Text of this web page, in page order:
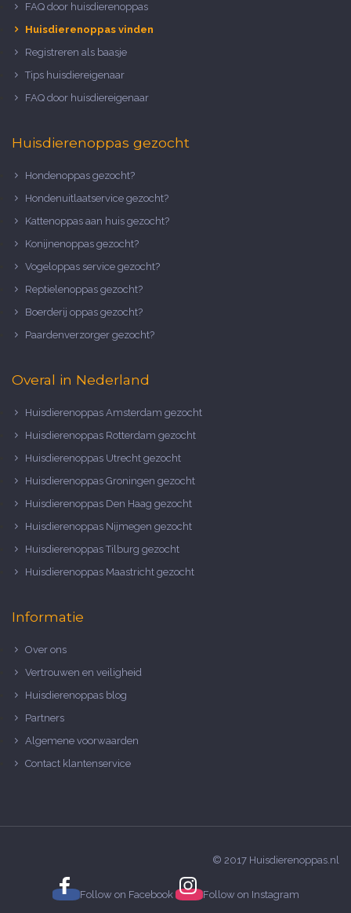
FAQ door huisdierenoppas
Huisdierenoppas vinden
Registreren als baasje
Tips huisdiereigenaar
FAQ door huisdiereigenaar
Huisdierenoppas gezocht
Hondenoppas gezocht?
Hondenuitlaatservice gezocht?
Kattenoppas aan huis gezocht?
Konijnenoppas gezocht?
Vogeloppas service gezocht?
Reptielenoppas gezocht?
Boerderij oppas gezocht?
Paardenverzorger gezocht?
Overal in Nederland
Huisdierenoppas Amsterdam gezocht
Huisdierenoppas Rotterdam gezocht
Huisdierenoppas Utrecht gezocht
Huisdierenoppas Groningen gezocht
Huisdierenoppas Den Haag gezocht
Huisdierenoppas Nijmegen gezocht
Huisdierenoppas Tilburg gezocht
Huisdierenoppas Maastricht gezocht
Informatie
Over ons
Vertrouwen en veiligheid
Huisdierenoppas blog
Partners
Algemene voorwaarden
Contact klantenservice
© 2017 Huisdierenoppas.nl
Follow on Facebook Follow on Instagram